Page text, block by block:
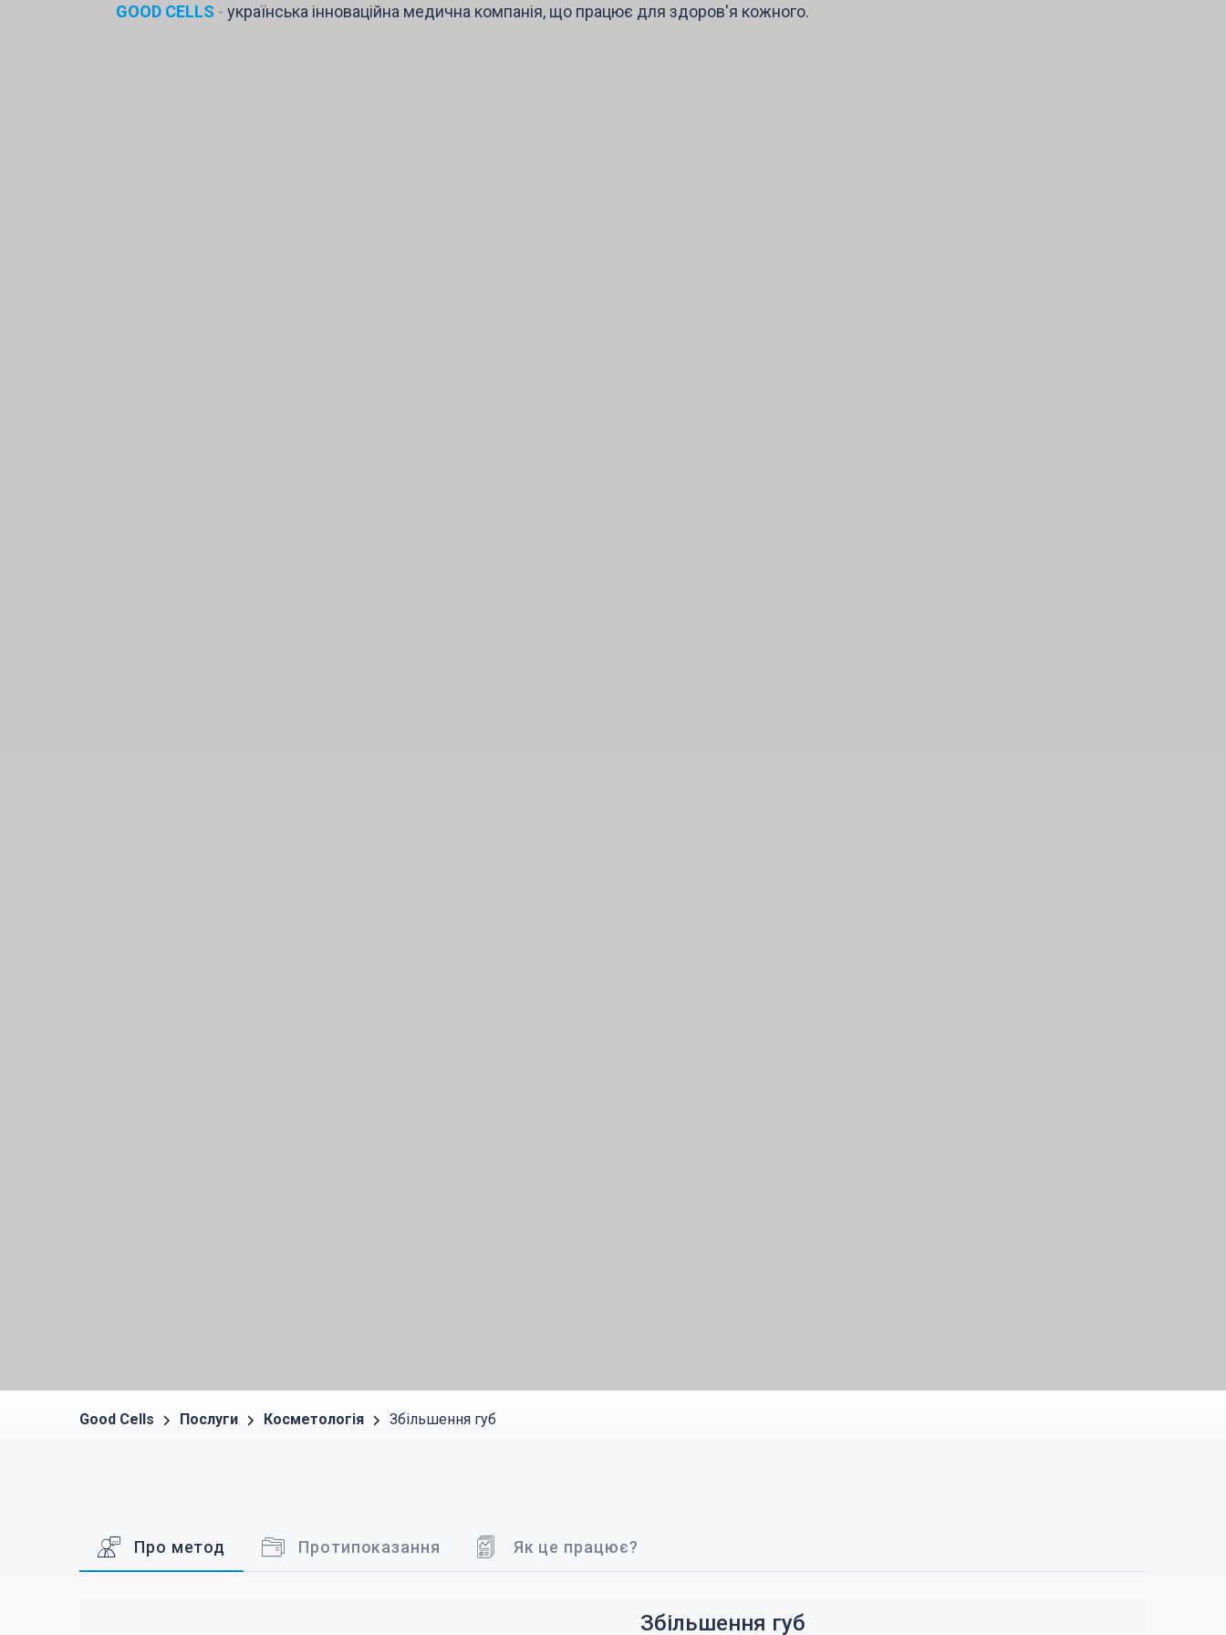
GOOD CELLS - українська інноваційна медична компанія, що працює для здоров'я кожного.
Good Cells Послуги Косметологія Збільшення губ
Про метод Протипоказання Як це працює?
Збільшення губ